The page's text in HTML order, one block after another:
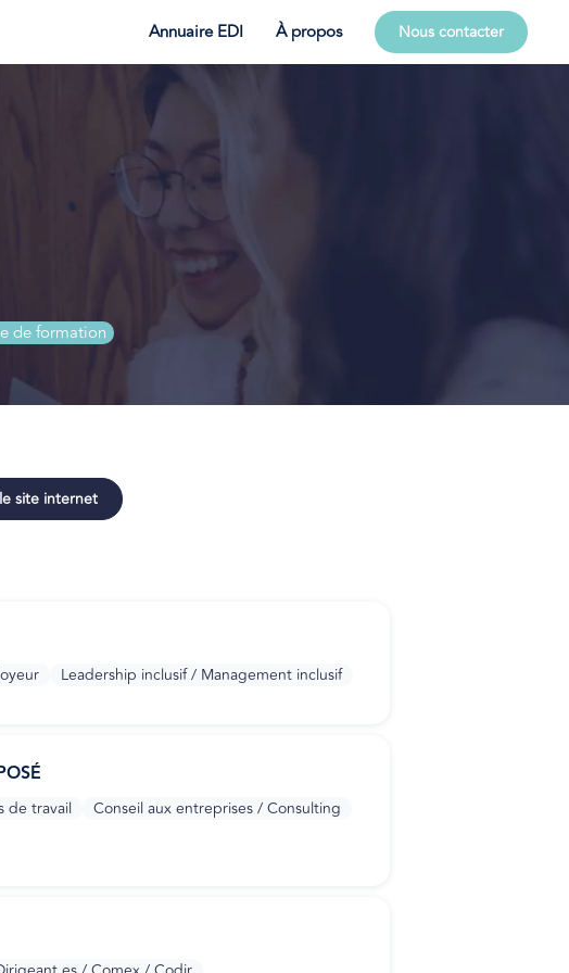
Annuaire EDI À propos Nous contacter
de formation
site internet
Leadership inclusif / Management inclusif
de travail
Conseil aux entreprises / Consulting